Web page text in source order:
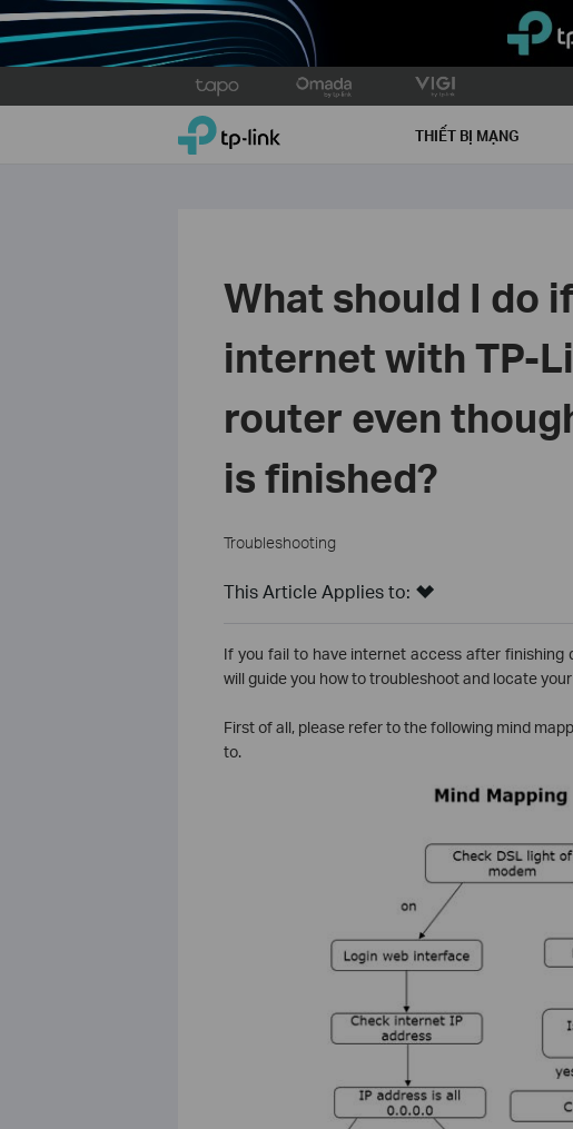
to
TP-Link, Reliably Smart THIẾT BỊ MẠNG
What should I do
internet with TP-
router even
is finished?
Troubleshooting
This Article Applies to:
If you fail to have internet access after finishing
will guide you how to troubleshoot and locate
First of all, please refer to the following mind
to.